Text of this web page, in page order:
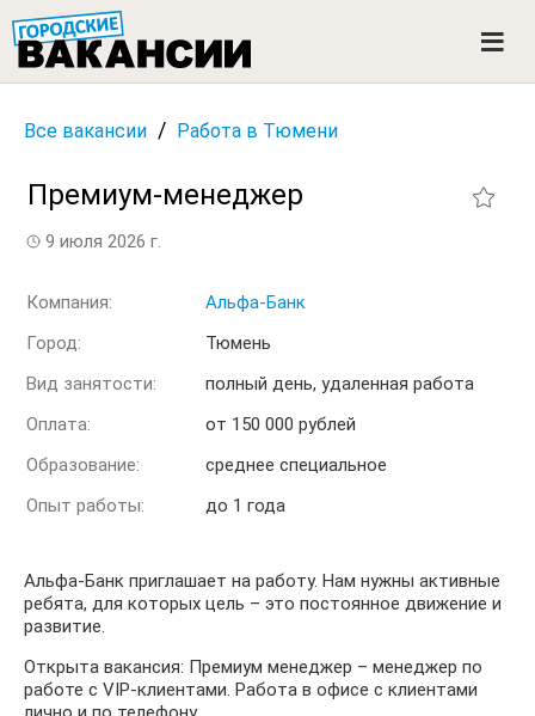
n
Все вакансии / Работа в Тюмени
Премиум-менеджер
9 июля 2026 г.
Компания:
Альфа-Банк
Город:
Тюмень
Вид занятости:
полный день, удаленная работа
Оплата:
от 150 000 рублей
Образование:
среднее специальное
Опыт работы:
до 1 года
Альфа-Банк приглашает на работу. Нам нужны активные
ребята, для которых цель – это постоянное движение и
развитие.
Открыта вакансия: Премиум менеджер – менеджер по
работе с VIP-клиентами. Работа в офисе с клиентами